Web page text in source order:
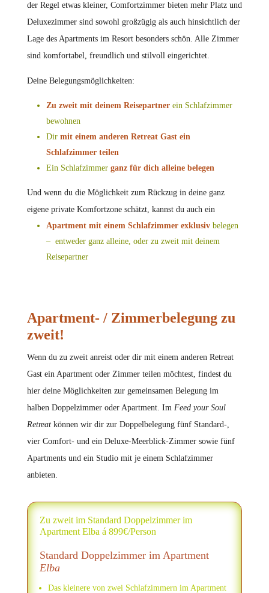
der Regel etwas kleiner, Comfortzimmer bieten mehr Platz und
Deluxezimmer sind sowohl großzügig als auch hinsichtlich der
Lage des Apartments im Resort besonders schön. Alle Zimmer
sind komfortabel, freundlich und stilvoll eingerichtet.
Deine Belegungsmöglichkeiten:
Zu zweit mit deinem Reisepartnerein Schlafzimmer
bewohnen
Dir mit einem anderen Retreat Gast ein
Schlafzimmer teilen
Ein Schlafzimmer ganz für dich alleine belegen
Und wenn du die Möglichkeit zum Rückzug in deine ganz
eigene private Komfortzone schätzt, kannst du auch ein
Apartment mit einem Schlafzimmer exklusiv belegen
– entweder ganz alleine, oder zu zweit mit deinem
Reisepartner
Apartment- / Zimmerbelegung zu
zweit!
Wenn du zu zweit anreist oder dir mit einem anderen Retreat
Gast ein Apartment oder Zimmer teilen möchtest, findest du
hier deine Möglichkeiten zur gemeinsamen Belegung im
halben Doppelzimmer oder Apartment. Im Feed your Soul
Retreatkönnen wir dir zur Doppelbelegung fünf Standard-,
vier Comfort- und ein Deluxe-Meerblick-Zimmer sowie fünf
Apartments und ein Studio mit je einem Schlafzimmer
anbieten.
Zu zweit im Standard Doppelzimmer im
Apartment Elba á 899€/Person
Standard Doppelzimmer im Apartment
Elba
Das kleinere von zwei Schlafzimmern im Apartment